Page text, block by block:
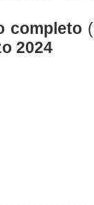
completo
2024